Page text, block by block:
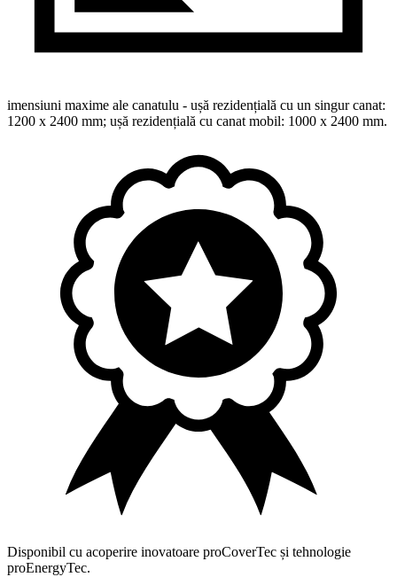
imensiuni maxime ale canatulu - ușă rezidențială cu un singur canat:
1200 x 2400 mm; ușă rezidențială cu canat mobil: 1000 x 2400 mm.
Disponibil cu acoperire inovatoare proCoverTec și tehnologie
proEnergyTec.